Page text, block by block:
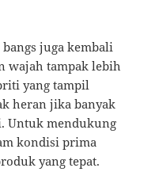
juga kembali
wajah tampak lebih
yang tampil
heran jika banyak
Untuk mendukung
kondisi prima
yang tepat.